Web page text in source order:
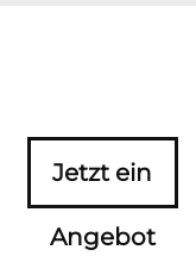
Jetzt ein
Angebot